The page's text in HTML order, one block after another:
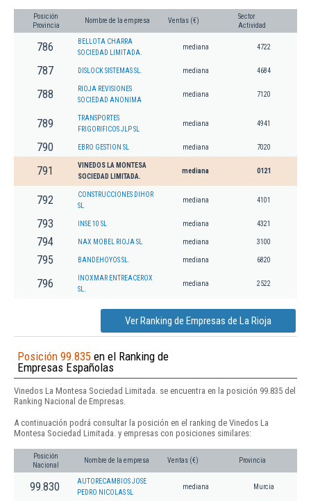
Posición
Provincia
Nombre de la empresa Ventas (€)
Sector
Actividad
786
BELLOTA CHARRA
SOCIEDAD LIMITADA.
mediana 4722
787 DISLOCK SISTEMAS SL. mediana 4684
788
RIOJA REVISIONES
SOCIEDAD ANONIMA
mediana 7120
789
TRANSPORTES
FRIGORIFICOS JLP SL
mediana 4941
790 EBRO GESTION SL mediana 7020
791
VINEDOS LA MONTESA
SOCIEDAD LIMITADA.
mediana 0121
792
CONSTRUCCIONES DIHOR
SL
mediana 4101
793 INSE 10 SL mediana 4321
794 NAX MOBEL RIOJA SL mediana 3100
795 BANDEHOYOS SL. mediana 6820
796
INOXMAR ENTREACEROX
SL.
mediana 2522
Ver Ranking de Empresas de La Rioja
Posición 99.835 en el Ranking de
Empresas Españolas
Vinedos La Montesa Sociedad Limitada. se encuentra en la posición 99.835 del
Ranking Nacional de Empresas.
A continuación podrá consultar la posición en el ranking de Vinedos La
Montesa Sociedad Limitada. y empresas con posiciones similares:
Posición
Nacional
Nombre de la empresa Ventas (€) Provincia
99.830
AUTORECAMBIOS JOSE
PEDRO NICOLAS SL
mediana Murcia